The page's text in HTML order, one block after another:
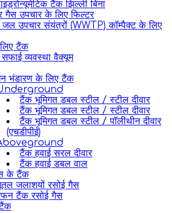
टैंक झिल्ली बिना
गैस उपचार के लिए फिल्टर
जल उपचार संयंत्रों (WWTP) कॉम्पैक्ट के लिए
टैंक
व्यवस्था वैक्यूम
भंडारण के लिए टैंक
टैंक भूमिगत डबल स्टील / स्टील दीवार
टैंक भूमिगत डबल स्टील / स्टील दीवार
टैंक भूमिगत डबल स्टील / पॉलीथीन दीवार
(एचडीपीई)
टैंक हवाई सरल दीवार
टैंक हवाई डबल वाल
के टैंक
जलाशयों रसोई गैस
टैंक रसोई गैस